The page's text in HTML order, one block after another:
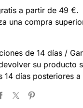
a partir de 49 €.
una compra
de 14 días /
su producto
14 días posteriores